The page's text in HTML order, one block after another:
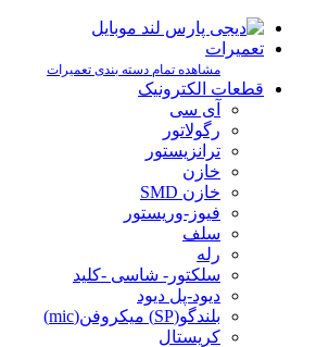
تعمیرات
مشاهده تمام دسته بندی تعمیرات
قطعات الکترونیک
آی سی
رگولاتور
ترانزیستور
خازن
خازن SMD
فیوز-وریستور
سلف
رله
سلکتور- شاسی -کلید
دیود-پل دیود
بلندگو(SP) میکروفن(mic)
کریستال